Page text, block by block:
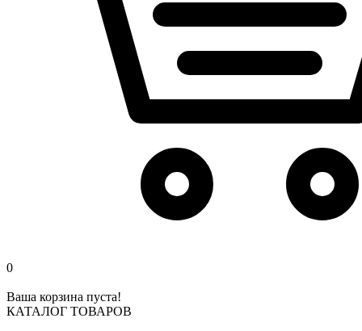
0
Ваша корзина пуста!
КАТАЛОГ ТОВАРОВ